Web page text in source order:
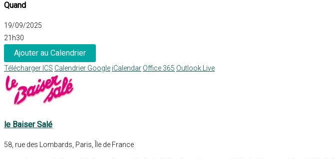
Quand
19/09/2025
21h30
Ajouter au Calendrier
Télécharger ICS Calendrier Google iCalendar Office 365 Outlook Live
le Baiser Salé
58, rue des Lombards, Paris, Île de France